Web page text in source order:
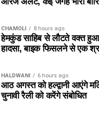
CHAMOLI 8 hours ago
हेमकुंड साहिब से लौटते वक्त हुआ
हादसा, बाइक फिसलने से एक
HALDWANI 6 hours ago
आठ अगस्त को हल्द्वानी आएंगे
चुनावी रैली को करेंगे संबोधित